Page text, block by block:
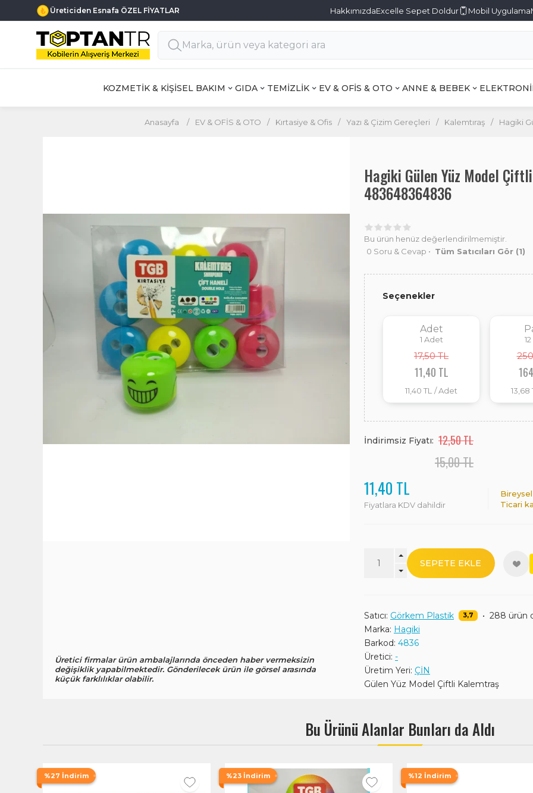
Üreticiden Esnafa ÖZEL FİYATLAR HakkımızdaExcelle Sepet Doldur Mobil Uygulama
KOZMETİK & KİŞİSEL BAKIM GIDA TEMİZLİK EV & OFİS & OTO ANNE & BEBEK
Anasayfa / EV & OFİS & OTO / Kırtasiye & Ofis / Yazı & Çizim Gereçleri / Kalemtıraş / Hagiki
Üretici firmalar ürün ambalajlarında önceden haber vermeksizin
değişiklik yapabilmektedir. Gönderilecek ürün ile görsel arasında
küçük farklılıklar olabilir.
Hagiki Gülen Yüz Model
483648364836
Bu ürün henüz değerlendirilmemiştir.
0 Soru & Cevap • Tüm Satıcıları Gör (1)
Seçenekler
Adet
1 Adet
17,50 TL
11,40 TL
11,40 TL / Adet
12
13,68
İndirimsiz Fiyatı: 12,50 TL
15,00 TL
11,40 TL
Fiyatlara KDV dahildir
Ticari
SEPETE EKLE
Satıcı: Görkem Plastik 3,7 • 288 ürün
Marka: Hagiki
Barkod: 4836
Üretici: -
Üretim Yeri: ÇİN
Gülen Yüz Model Çiftli Kalemtraş
Bu Ürünü Alanlar Bunları da Aldı
%27 İndirim %23 İndirim %12 İndirim